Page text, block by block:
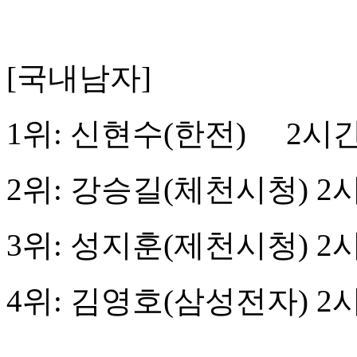
[국내남자]
1위 : 신현수(한전) 2시
2위 : 강승길(체천시청) 2
3위 : 성지훈(제천시청) 2
4위 : 김영호(삼성전자) 2